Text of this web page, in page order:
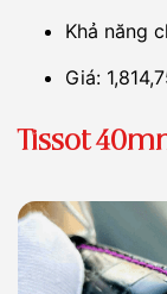
Khả năng
Giá:
Tissot